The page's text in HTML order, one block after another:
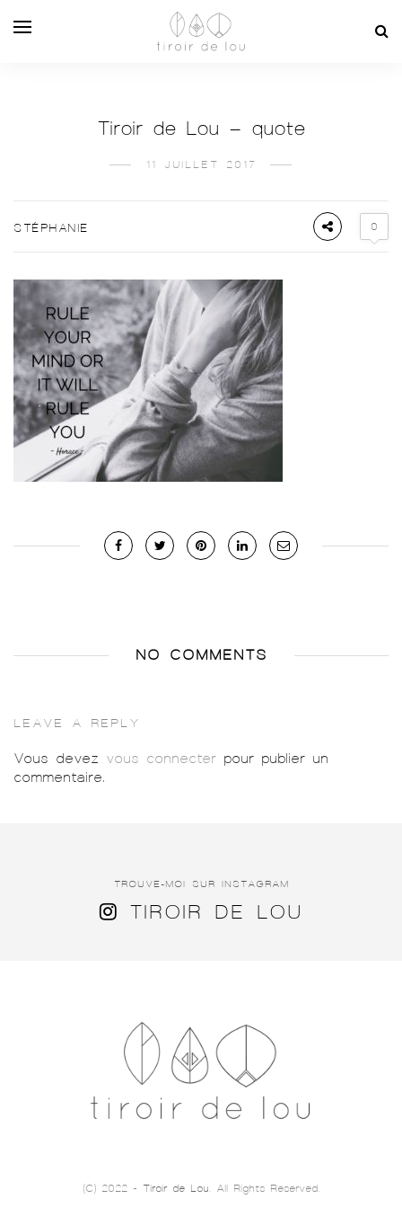
Tiroir de Lou – quote
11 JUILLET 2017
STÉPHANIE 0
NO COMMENTS
LEAVE A REPLY
Vous devez vous connecter pour publier un
commentaire.
TROUVE-MOI SUR INSTAGRAM
TIROIR DE LOU
(C) 2022 - Tiroir de Lou. All Rights Reserved.